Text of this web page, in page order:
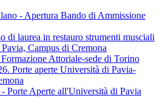
- Apertura Bando di Ammissione
di laurea in restauro strumenti musciali
Campus di Cremona
Attoriale-sede di Torino
Porte aperte Università di Pavia-
Porte Aperte all'Università di Pavia